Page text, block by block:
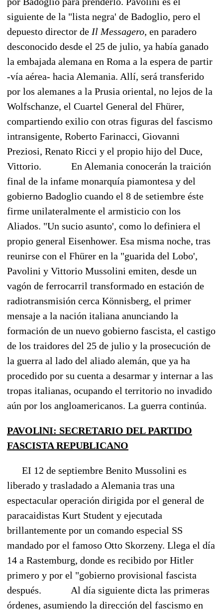
siguiente de la "lista negra' de Badoglio, pero el
depuesto director de Il Messagero, en paradero
desconocido desde el 25 de julio, ya había ganado
la embajada alemana en Roma a la espera de partir
-vía aérea- hacia Alemania. Allí, será transferido
por los alemanes a la Prusia oriental, no lejos de la
Wolfschanze, el Cuartel General del Fhürer,
compartiendo exilio con otras figuras del fascismo
intransigente, Roberto Farinacci, Giovanni
Preziosi, Renato Ricci y el propio hijo del Duce,
Vittorio.
En Alemania conocerán la traición
final de la infame monarquía piamontesa y del
gobierno Badoglio cuando el 8 de setiembre éste
firme unilateralmente el armisticio con los
Aliados. "Un sucio asunto', como lo definiera el
propio general Eisenhower. Esa misma noche, tras
reunirse con el Fhürer en la "guarida del Lobo',
Pavolini y Vittorio Mussolini emiten, desde un
vagón de ferrocarril transformado en estación de
radiotransmisión cerca Könnisberg, el primer
mensaje a la nación italiana anunciando la
formación de un nuevo gobierno fascista, el castigo
de los traidores del 25 de julio y la prosecución de
la guerra al lado del aliado alemán, que ya ha
procedido por su cuenta a desarmar y internar a las
tropas italianas, ocupando el territorio no invadido
aún por los angloamericanos. La guerra continúa.
PAVOLlNI: SECRETARIO DEL PARTIDO
FASCISTA REPUBLICANO
EI 12 de septiembre Benito Mussolini es
liberado y trasladado a Alemania tras una
espectacular operación dirigida por el general de
paracaidistas Kurt Student y ejecutada
brillantemente por un comando especial SS
mandado por el famoso Otto Skorzeny. Llega el día
14 a Rastemburg, donde es recibido por Hitler
primero y por el "gobierno provisional fascista
después.
Al día siguiente dicta las primeras
órdenes, asumiendo la dirección del fascismo en